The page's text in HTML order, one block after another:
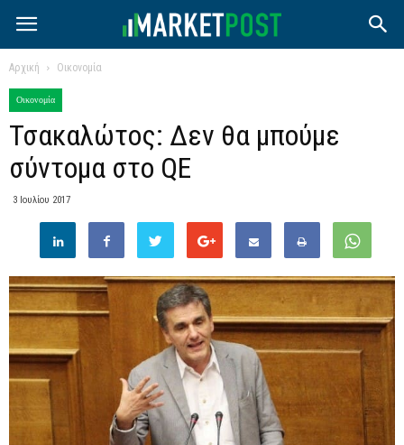
Αρχική Οικονομία
Οικονομία
Τσακαλώτος: Δεν θα μπούμε
σύντομα στο QE
3 Ιουλίου 2017